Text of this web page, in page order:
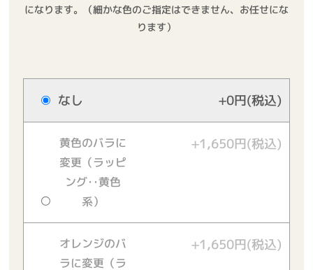
になります。（細かな色のご指定はできません、お任せにな
ります）
なし +0円(税込)
黄色のバラに
変更（ラッピ
ング‥黄色
系）
+1,650円(税込)
オレンジのバ
ラに変更（ラ
+1,650円(税込)